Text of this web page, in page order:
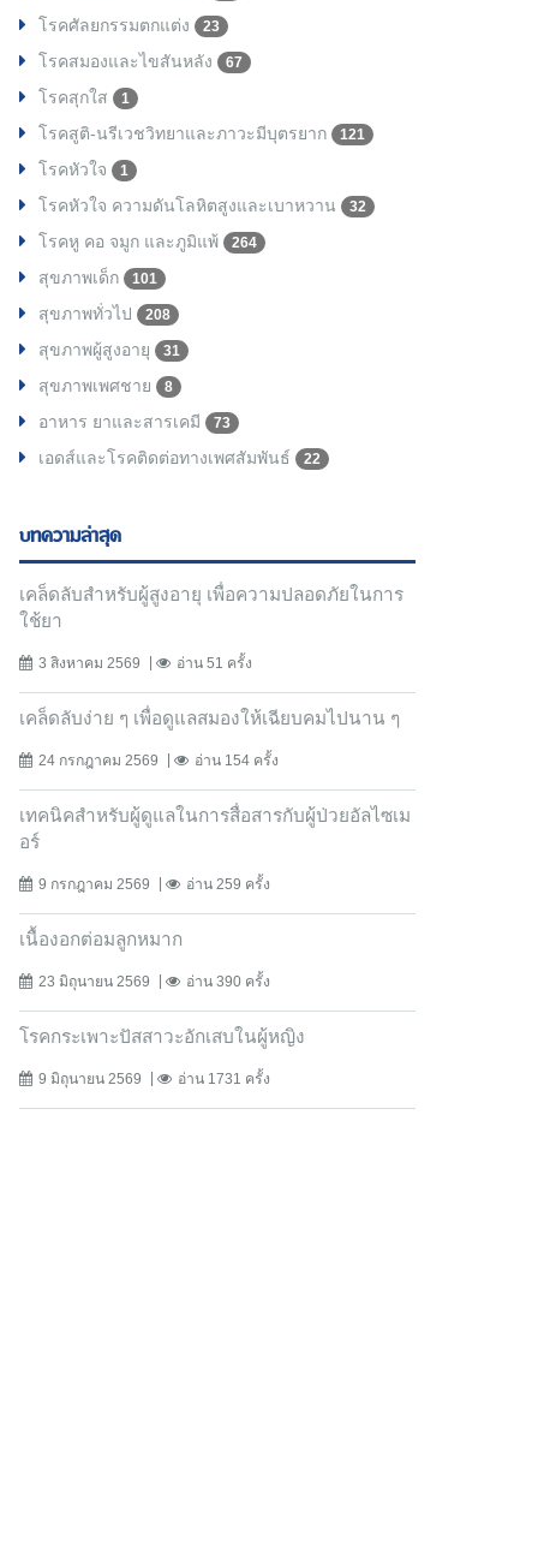
โรคศัลยกรรมตกแต่ง 23
โรคสมองและไขสันหลัง 67
โรคสุกใส 1
โรคสูติ-นรีเวชวิทยาและภาวะมีบุตรยาก 121
โรคหัวใจ 1
โรคหัวใจ ความดันโลหิตสูงและเบาหวาน 32
โรคหู คอ จมูก และภูมิแพ้ 264
สุขภาพเด็ก 101
สุขภาพทั่วไป 208
สุขภาพผู้สูงอายุ 31
สุขภาพเพศชาย 8
อาหาร ยาและสารเคมี 73
เอดส์และโรคติดต่อทางเพศสัมพันธ์ 22
บทความล่าสุด
เคล็ดลับสำหรับผู้สูงอายุ เพื่อความปลอดภัยในการ
ใช้ยา
3 สิงหาคม 2569 อ่าน 51 ครั้ง
เคล็ดลับง่าย ๆ เพื่อดูแลสมองให้เฉียบคมไปนาน ๆ
24 กรกฎาคม 2569 อ่าน 154 ครั้ง
เทคนิคสำหรับผู้ดูแลในการสื่อสารกับผู้ป่วยอัลไซเม
อร์
9 กรกฎาคม 2569 อ่าน 259 ครั้ง
เนื้องอกต่อมลูกหมาก
23 มิถุนายน 2569 อ่าน 390 ครั้ง
โรคกระเพาะปัสสาวะอักเสบในผู้หญิง
9 มิถุนายน 2569 อ่าน 1731 ครั้ง